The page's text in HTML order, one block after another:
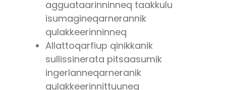
agguataarinninneq taakkulu
isumagineqarnerannik
qulakkeerinninneq
Allattoqarfiup qinikkanik
sullissinerata pitsaasumik
ingerlanneqarneranik
qulakkeerinnittuuneq